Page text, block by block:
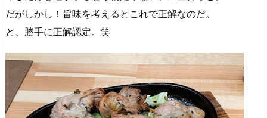
だがしかし！旨味を考えるとこれで正解なのだ。
と、勝手に正解認定。笑